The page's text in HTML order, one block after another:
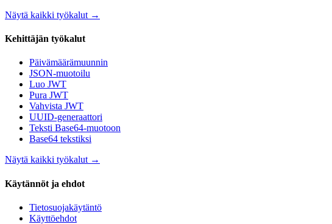
Näytä kaikki työkalut →
Kehittäjän työkalut
Päivämäärämuunnin
JSON-muotoilu
Luo JWT
Pura JWT
Vahvista JWT
UUID-generaattori
Teksti Base64-muotoon
Base64 tekstiksi
Näytä kaikki työkalut→
Käytännöt ja ehdot
Tietosuojakäytäntö
Käyttöehdot